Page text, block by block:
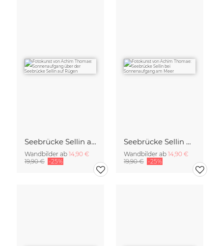
Seebrücke Sellin auf Rügen
Wandbilder ab 14,90 €
19,90 € -25%
Seebrücke Sellin Rügen
Wandbilder ab 14,90 €
19,90 € -25%